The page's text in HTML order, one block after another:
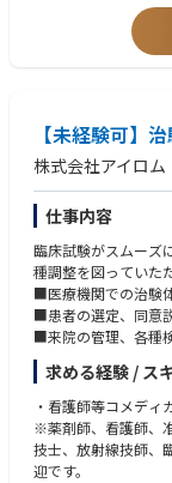
・マイルストン及び
・治験機器の管理
以下、必要に応じて
5. 試験担当責任者
6. PMDA等に対する
7. 社内の監査チーム
8. 外部の機関（
9. 必要に応じて、
告、相談、対応
＊多文化背景を持
【未経験可】
株式会社アイロム
仕事内容
臨床試験がスムーズ
種調整を図っていた
■医療機関での治験
■患者の選定、同意
■来院の管理、各種
■症例報告書の作成補
■モニタリング、監査
■担当医師のサポー
■医療機関における
求める経験 / ス
・看護師等コメディ
※薬剤師、看護師、
技士、放射線技師、
迎です。